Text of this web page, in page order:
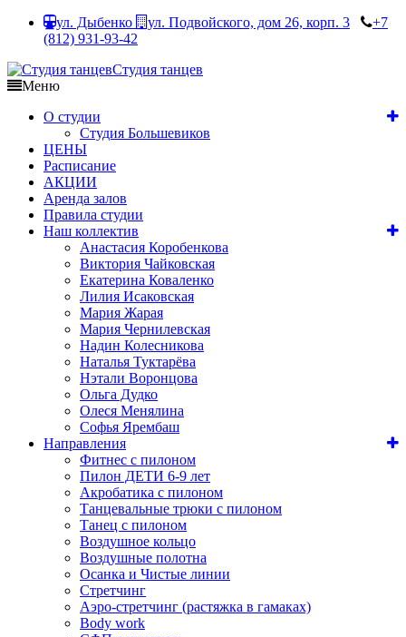
ул. Дыбенко ул. Подвойского, дом 26, корп. 3
+7
(812) 931-93-42
Студия танцев
Меню
О студии
Студия Большевиков
ЦЕНЫ
Расписание
АКЦИИ
Аренда залов
Правила студии
Наш коллектив
Анастасия Коробенкова
Виктория Чайковская
Екатерина Коваленко
Лилия Исаковская
Мария Жарая
Мария Чернилевская
Надин Колесникова
Наталья Туктарёва
Нэтали Воронцова
Ольга Дудко
Олеся Менялина
Софья Ярембаш
Направления
Фитнес с пилоном
Пилон ДЕТИ 6-9 лет
Акробатика с пилоном
Танцевальные трюки с пилоном
Танец с пилоном
Воздушное кольцо
Воздушные полотна
Осанка и Чистые линии
Стретчинг
Аэро-стретчинг (растяжка в гамаках)
Body work